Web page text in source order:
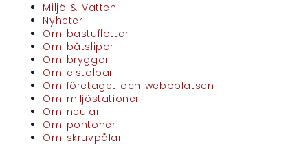
Miljö & Vatten
Nyheter
Om bastuflottar
Om båtslipar
Om bryggor
Om elstolpar
Om företaget och webbplatsen
Om miljöstationer
Om neular
Om pontoner
Om skruvpålar